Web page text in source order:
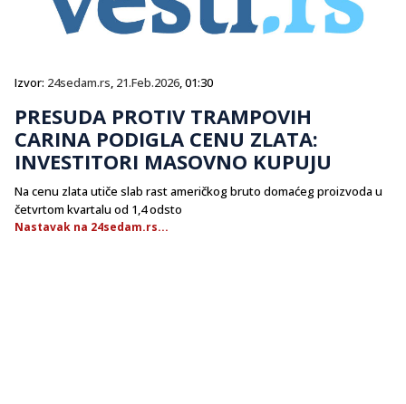
Izvor: 24sedam.rs, 21.Feb.2026, 01:30
PRESUDA PROTIV TRAMPOVIH
CARINA PODIGLA CENU ZLATA:
INVESTITORI MASOVNO KUPUJU
Na cenu zlata utiče slab rast američkog bruto domaćeg proizvoda u
četvrtom kvartalu od 1,4 odsto
Nastavak na 24sedam.rs...